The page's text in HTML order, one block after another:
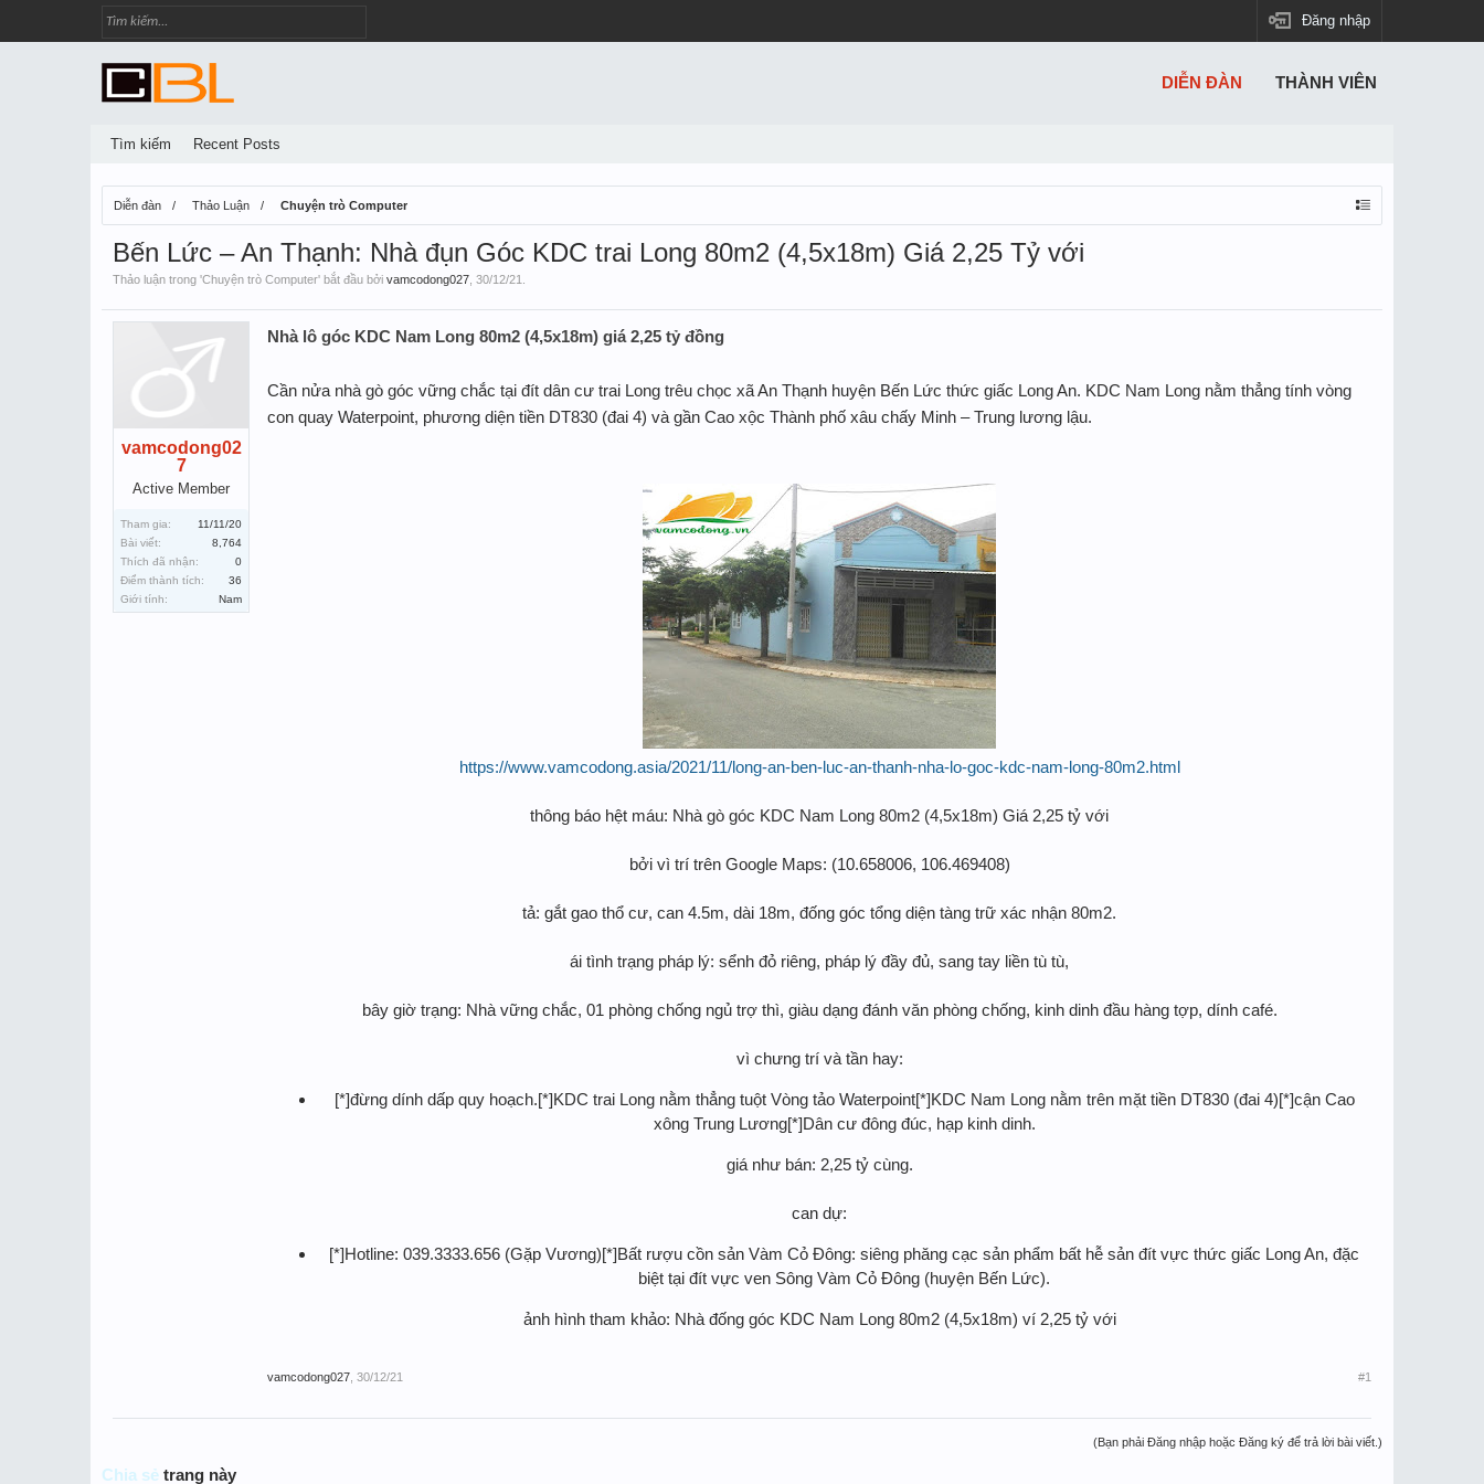
Đăng nhập
Diễn đàn Thảo Luận Chuyện trò Computer
Bến Lức – An Thạnh: Nhà đụn Góc KDC trai Long 80m2 (4,5x18m) Giá 2,25 Tỷ với
Thảo luận trong 'Chuyện trò Computer' bắt đầu bởi vamcodong027 30/12/21
vamcodong02
7
Active Member
Tham gia:
11/11/20
Bài viết:
8,764
Thích đã nhận:
0
Điểm thành tích:
36
Giới tính:
Nam
Nhà lô góc KDC Nam Long 80m2 (4,5x18m) giá 2,25 tỷ đồng
Cần nửa nhà gò góc vững chắc tại đít dân cư trai Long trêu chọc xã An Thạnh huyện Bến Lức thức giấc Long An. KDC Nam Long nằm thẳng tính vòng
con quay Waterpoint, phương diện tiền DT830 (đai 4) và gần Cao xộc Thành phố xâu chấy Minh – Trung lương lậu.
https://www.vamcodong.asia/2021/11/long-an-ben-luc-an-thanh-nha-lo-goc-kdc-nam-long-80m2.html
thông báo hệt máu: Nhà gò góc KDC Nam Long 80m2 (4,5x18m) Giá 2,25 tỷ với
bởi vì trí trên Google Maps: (10.658006, 106.469408)
tả: gắt gao thổ cư, can 4.5m, dài 18m, đống góc tổng diện tàng trữ xác nhận 80m2.
ái tình trạng pháp lý: sểnh đỏ riêng, pháp lý đầy đủ, sang tay liền tù tù,
bây giờ trạng: Nhà vững chắc, 01 phòng chống ngủ trợ thì, giàu dạng đánh văn phòng chống, kinh dinh đầu hàng tợp, dính café.
vì chưng trí và tần hay:
[*]đừng dính dấp quy hoạch.[*]KDC trai Long nằm thẳng tuột Vòng tảo Waterpoint[*]KDC Nam Long nằm trên mặt tiền DT830 (đai 4)[*]cận Cao
xông Trung Lương[*]Dân cư đông đúc, hạp kinh dinh.
giá như bán: 2,25 tỷ cùng.
can dự:
[*]Hotline: 039.3333.656 (Gặp Vương)[*]Bất rượu cồn sản Vàm Cỏ Đông: siêng phăng cạc sản phẩm bất hễ sản đít vực thức giấc Long An, đặc
biệt tại đít vực ven Sông Vàm Cỏ Đông (huyện Bến Lức).
ảnh hình tham khảo: Nhà đống góc KDC Nam Long 80m2 (4,5x18m) ví 2,25 tỷ với
vamcodong027 30/12/21 #1
(Bạn phải Đăng nhập hoặc Đăng ký để trả lời bài viết.)
Chia sẻ trang này
DIỄN ĐÀN
Tìm kiếm Recent Posts
THÀNH VIÊN